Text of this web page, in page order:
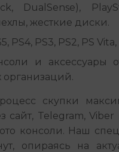
DualSense),
жесткие диски.
PS3, PS2, PS Vita,
и аксессуары
организаций.
скупки
сайт, Telegram,
консоли. Наш
опираясь на